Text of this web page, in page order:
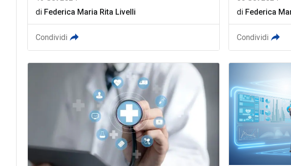
di Federica Maria Rita Livelli
Condividi
di Federica
Condividi